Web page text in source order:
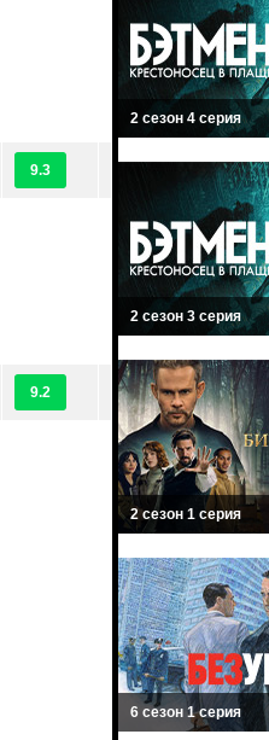
9.3
9.2
2 сезон 4 серия
2 сезон 3 серия
2 сезон 1 серия
6 сезон 1 серия